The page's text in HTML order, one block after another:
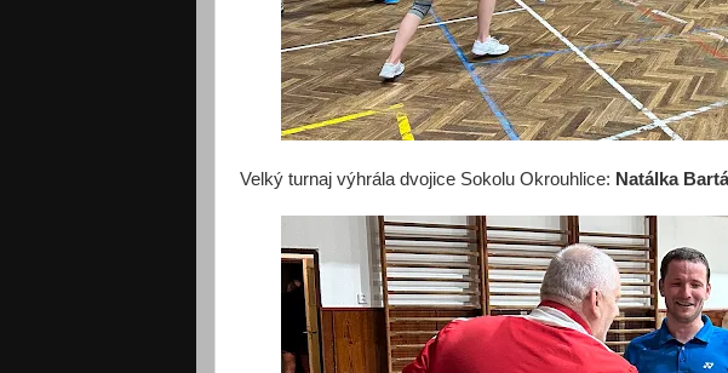
Velký turnaj výhrála dvojice Sokolu Okrouhlice: Natálka